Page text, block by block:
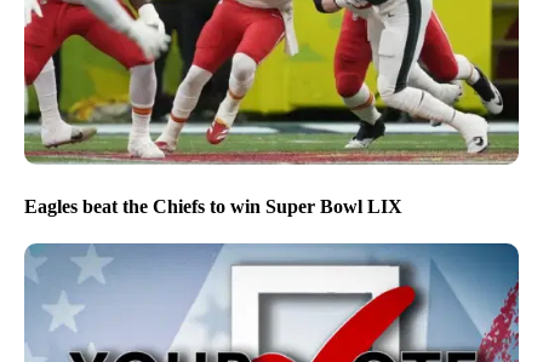
Eagles beat the Chiefs to win Super Bowl LIX